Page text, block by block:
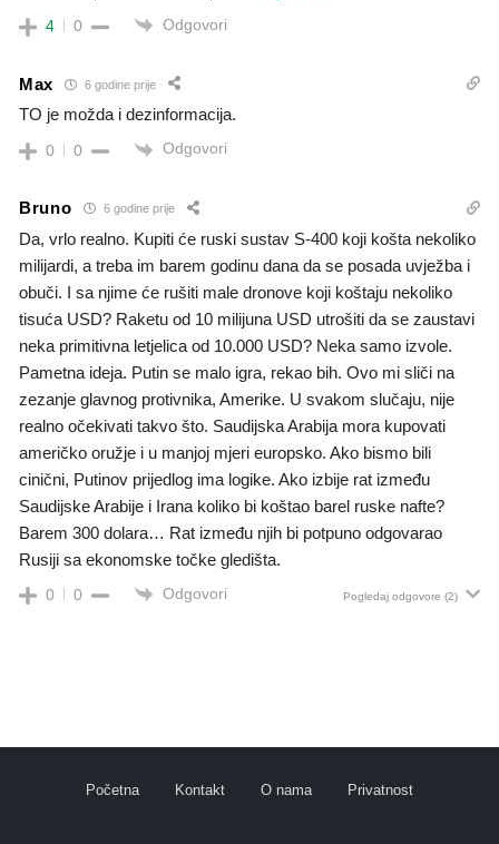
4 0 Odgovori
Max 6 godine prije
TO je možda i dezinformacija.
0 0 Odgovori
Bruno 6 godine prije
Da, vrlo realno. Kupiti će ruski sustav S-400 koji košta nekoliko
milijardi, a treba im barem godinu dana da se posada uvježba i
obuči. I sa njime će rušiti male dronove koji koštaju nekoliko
tisuća USD? Raketu od 10 milijuna USD utrošiti da se zaustavi
neka primitivna letjelica od 10.000 USD? Neka samo izvole.
Pametna ideja. Putin se malo igra, rekao bih. Ovo mi sliči na
zezanje glavnog protivnika, Amerike. U svakom slučaju, nije
realno očekivati takvo što. Saudijska Arabija mora kupovati
američko oružje i u manjoj mjeri europsko. Ako bismo bili
cinični, Putinov prijedlog ima logike. Ako izbije rat između
Saudijske Arabije i Irana koliko bi koštao barel ruske nafte?
Barem 300 dolara… Rat između njih bi potpuno odgovarao
Rusiji sa ekonomske točke gledišta.
0 0 Odgovori Pogledaj odgovore (2)
Početna Kontakt O nama Privatnost